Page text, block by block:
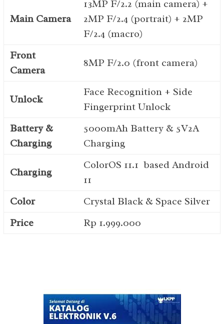
Main Camera
13MP F/2.2 (main camera) +
2MP F/2.4 (portrait) + 2MP
F/2.4 (macro)
Front
Camera
8MP F/2.0 (front camera)
Unlock
Face Recognition + Side
Fingerprint Unlock
Battery &
Charging
5000mAh Battery & 5V2A
Charging
Charging
ColorOS 11.1 based Android
11
Color
Crystal Black & Space Silver
Price
Rp 1.999.000